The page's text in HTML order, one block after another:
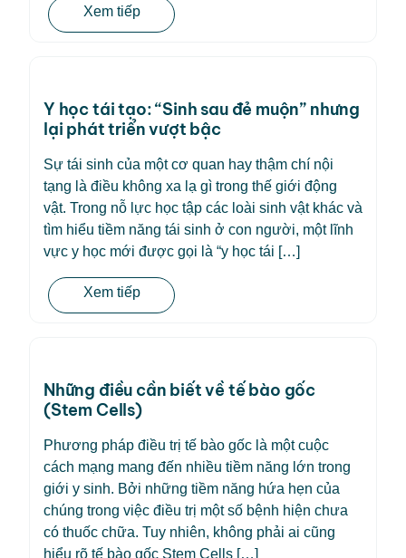
Xem tiếp
Y học tái tạo: “Sinh sau đẻ muộn” nhưng
lại phát triển vượt bậc
Sự tái sinh của một cơ quan hay thậm chí nội
tạng là điều không xa lạ gì trong thế giới động
vật. Trong nỗ lực học tập các loài sinh vật khác và
tìm hiểu tiềm năng tái sinh ở con người, một lĩnh
vực y học mới được gọi là “y học tái […]
Xem tiếp
Những điều cần biết về tế bào gốc
(Stem Cells)
Phương pháp điều trị tế bào gốc là một cuộc
cách mạng mang đến nhiều tiềm năng lớn trong
giới y sinh. Bởi những tiềm năng hứa hẹn của
chúng trong việc điều trị một số bệnh hiện chưa
có thuốc chữa. Tuy nhiên, không phải ai cũng
hiểu rõ tế bào gốc Stem Cells […]